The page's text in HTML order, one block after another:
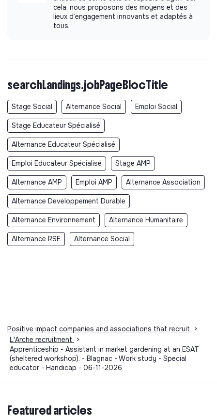
Governance principles
Shared Governance
Leadership Position Rotation
Organizational Flexibility and Adaptation
Stakeholder Engagement
Documents
Purpose
Press release on the company's mission
cela, nous proposons des moyens et des
lieux d’engagement innovants et adaptés à
tous.
searchLandings.jobPageBlocTitle
Stage Social Alternance Social Emploi Social
Stage Educateur Spécialisé
Alternance Educateur Spécialisé
Emploi Educateur Spécialisé Stage AMP
Alternance AMP Emploi AMP Alternance Association
Alternance Developpement Durable
Alternance Environnement Alternance Humanitaire
Alternance RSE Alternance Social
Positive impact companies and associations that recruit
>
L'Arche recruitment
>
Apprenticeship - Assistant in market gardening at an ESAT
(sheltered workshop). - Blagnac - Work study - Special
educator - Handicap - 06-11-2026
Featured articles